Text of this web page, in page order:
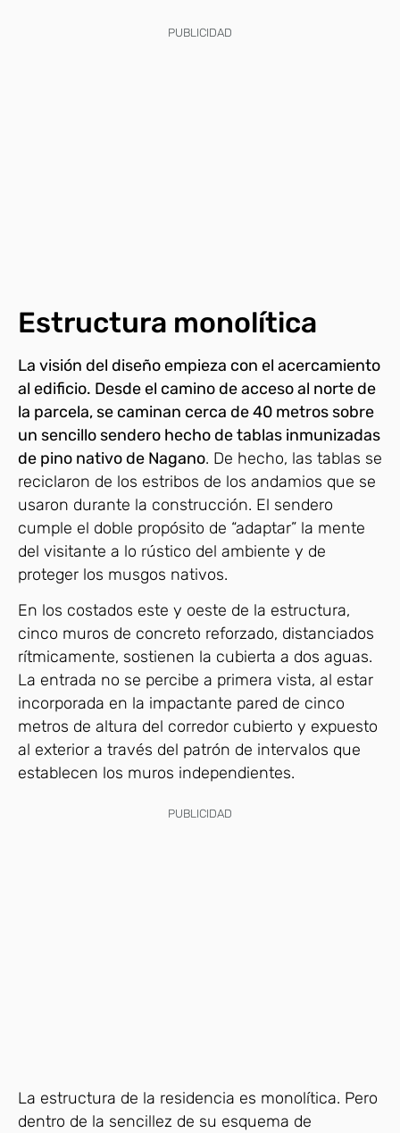
PUBLICIDAD
Estructura monolítica
La visión del diseño empieza con el acercamiento
al edificio. Desde el camino de acceso al norte de
la parcela, se caminan cerca de 40 metros sobre
un sencillo sendero hecho de tablas inmunizadas
de pino nativo de Nagano. De hecho, las tablas se
reciclaron de los estribos de los andamios que se
usaron durante la construcción. El sendero
cumple el doble propósito de “adaptar” la mente
del visitante a lo rústico del ambiente y de
proteger los musgos nativos.
En los costados este y oeste de la estructura,
cinco muros de concreto reforzado, distanciados
rítmicamente, sostienen la cubierta a dos aguas.
La entrada no se percibe a primera vista, al estar
incorporada en la impactante pared de cinco
metros de altura del corredor cubierto y expuesto
al exterior a través del patrón de intervalos que
establecen los muros independientes.
PUBLICIDAD
La estructura de la residencia es monolítica. Pero
dentro de la sencillez de su esquema de